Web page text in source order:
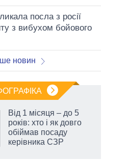
посла з росії
з вибухом бойового
новин
Від 1 місяця – до 5
років: хто і як довго
обіймав посаду
керівника СЗР